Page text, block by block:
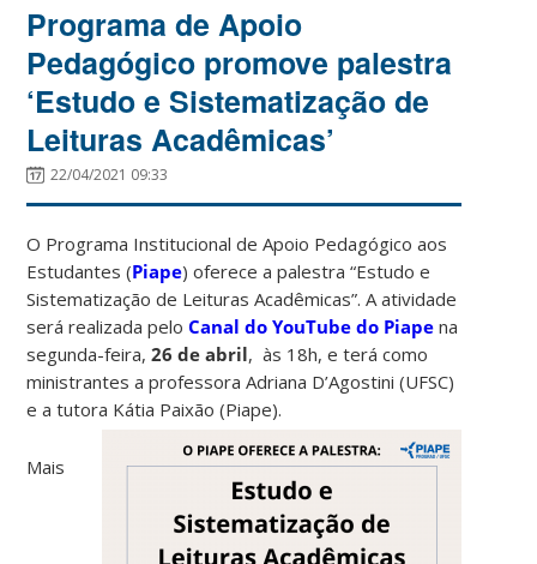
Programa de Apoio
Pedagógico promove palestra
‘Estudo e Sistematização de
Leituras Acadêmicas’
22/04/2021 09:33
O Programa Institucional de Apoio Pedagógico aos
Estudantes (Piape) oferece a palestra “Estudo e
Sistematização de Leituras Acadêmicas”. A atividade
será realizada peloCanal do YouTube do Piape na
segunda-feira,26 de abril, às 18h, e terá como
ministrantes a professora Adriana D’Agostini (UFSC)
e a tutora Kátia Paixão (Piape).
Mais